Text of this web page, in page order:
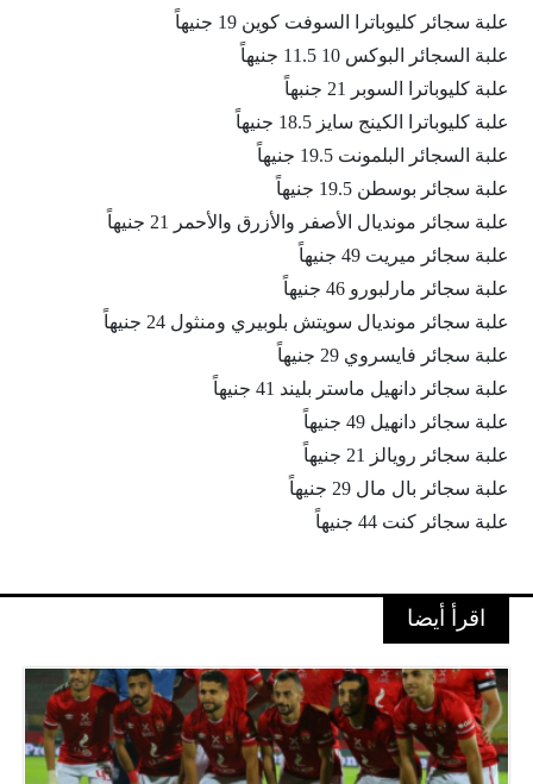
علبة سجائر كليوباترا السوفت كوين 19 جنيهاً
علبة السجائر البوكس 10 11.5 جنيهاً
علبة كليوباترا السوبر 21 جنبهاً
علبة كليوباترا الكينج سايز 18.5 جنيهاً
علبة السجائر البلمونت 19.5 جنيهاً
علبة سجائر بوسطن 19.5 جنيهاً
علبة سجائر مونديال الأصفر والأزرق والأحمر 21 جنيهاً
علبة سجائر ميريت 49 جنيهاً
علبة سجائر مارلبورو 46 جنيهاً
علبة سجائر مونديال سويتش بلوبيري ومنثول 24 جنيهاً
علبة سجائر فايسروي 29 جنيهاً
علبة سجائر دانهيل ماستر بليند 41 جنيهاً
علبة سجائر دانهيل 49 جنيهاً
علبة سجائر رويالز 21 جنيهاً
علبة سجائر بال مال 29 جنيهاً
علبة سجائر كنت 44 جنيهاً
اقرأ أيضا